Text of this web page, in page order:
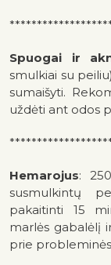
Spuogai ir
smulkiai su
sumaišyti.
uždėti ant odos
Hemarojus:
susmulkintų
pakaitinti 15
marlės gabalėlį
prie